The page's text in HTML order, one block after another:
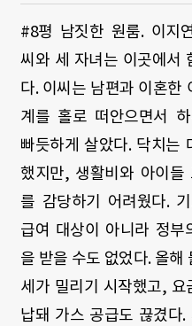
#8평 남짓한 원룸. 이지
씨와 세 자녀는 이곳에서
다. 이씨는 남편과 이혼한
계를 홀로 떠안으면서
빠듯하게 살았다. 닥치는
했지만, 생활비와 아이들
를 감당하기 어려웠다.
급여 대상이 아니라 정부
을 받을 수도 없었다. 올해
세가 밀리기 시작했고, 요
납돼 가스 공급도 끊겼다.